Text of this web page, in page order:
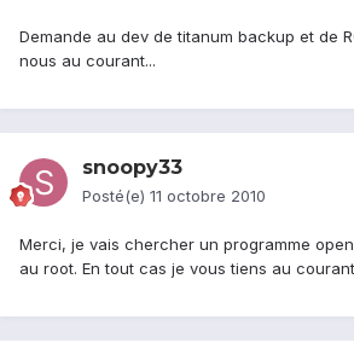
Demande au dev de titanum backup et de
nous au courant...
snoopy33
Posté(e) 11 octobre 2010
Merci, je vais chercher un programme
au root. En tout cas je vous tiens au courant